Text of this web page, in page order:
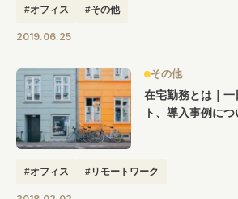
#オフィス #その他
2019.06.25
その他
在宅勤務とは｜
ト、導入事例に
#オフィス #リモートワーク